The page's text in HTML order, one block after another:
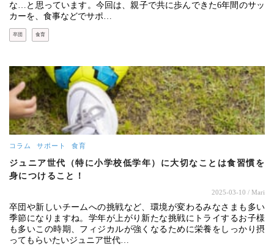
な…と思っています。今回は、親子で共に歩んできた6年間のサッ
カーを、食事などでサポ…
卒団 食育
コラム サポート 食育
ジュニア世代（特に小学校低学年）に大切なことは食習慣を
身につけること！
2025-03-10 / Mari
卒団や新しいチームへの挑戦など、環境が変わるみなさまも多い
季節になりますね。学年が上がり新たな挑戦にトライするお子様
も多いこの時期、フィジカルが強くなるために栄養をしっかり摂
ってもらいたいジュニア世代…